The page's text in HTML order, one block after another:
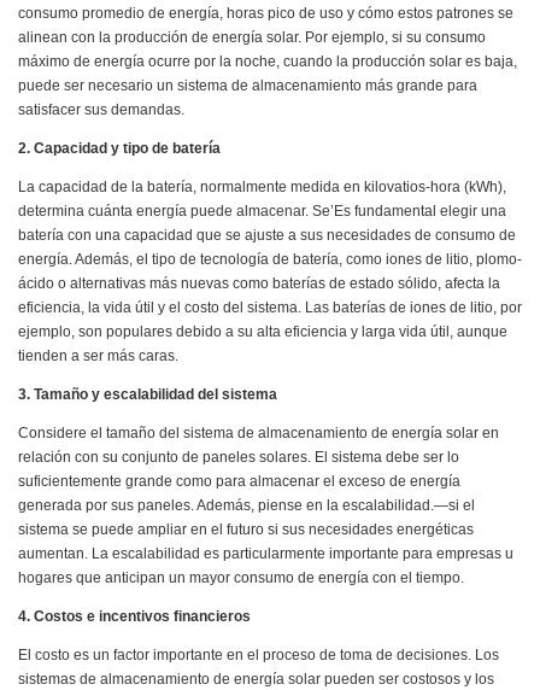
consumo promedio de energía, horas pico de uso y cómo estos patrones se
alinean con la producción de energía solar. Por ejemplo, si su consumo
máximo de energía ocurre por la noche, cuando la producción solar es baja,
puede ser necesario un sistema de almacenamiento más grande para
satisfacer sus demandas.
2. Capacidad y tipo de batería
La capacidad de la batería, normalmente medida en kilovatios-hora (kWh),
determina cuánta energía puede almacenar. Se’Es fundamental elegir una
batería con una capacidad que se ajuste a sus necesidades de consumo de
energía. Además, el tipo de tecnología de batería, como iones de litio, plomo-
ácido o alternativas más nuevas como baterías de estado sólido, afecta la
eficiencia, la vida útil y el costo del sistema. Las baterías de iones de litio, por
ejemplo, son populares debido a su alta eficiencia y larga vida útil, aunque
tienden a ser más caras.
3. Tamaño y escalabilidad del sistema
Considere el tamaño del sistema de almacenamiento de energía solar en
relación con su conjunto de paneles solares. El sistema debe ser lo
suficientemente grande como para almacenar el exceso de energía
generada por sus paneles. Además, piense en la escalabilidad.—si el
sistema se puede ampliar en el futuro si sus necesidades energéticas
aumentan. La escalabilidad es particularmente importante para empresas u
hogares que anticipan un mayor consumo de energía con el tiempo.
4. Costos e incentivos financieros
El costo es un factor importante en el proceso de toma de decisiones. Los
sistemas de almacenamiento de energía solar pueden ser costosos y los